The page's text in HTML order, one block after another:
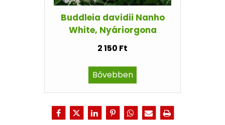
Buddleia davidii Nanho
White, Nyáriorgona
2 150 Ft
Bővebben